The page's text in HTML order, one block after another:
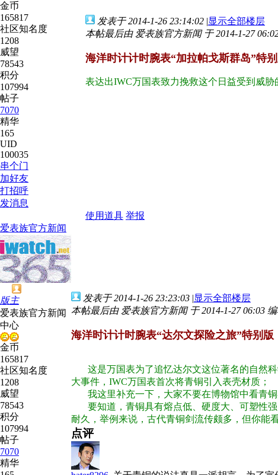
金币
165817
社区知名度
1208
威望
78543
积分
107994
帖子
7070
精华
165
UID
100035
串个门
加好友
打招呼
发消息
发表于 2014-1-26 23:14:02 |显示全部楼层
本帖最后由 爱表族官方新闻 于 2014-1-27
海洋时计计时腕表“加拉帕戈斯群岛”特
表达出IWC万国表致力挽救这个日益受到威胁
使用道具 举报
爱表族官方新闻
版主
爱表族官方新闻
中心
金币
165817
社区知名度
1208
威望
78543
积分
107994
帖子
7070
精华
发表于 2014-1-26 23:23:03 |显示全部楼层
本帖最后由 爱表族官方新闻 于 2014-1-27 06:03
海洋时计计时腕表“达尔文探险之旅”特别版
这是万国表为了追忆达尔文这位著名的自然
大事件，IWC万国表首次将青铜引入表壳材质；
我这里补充一下，大家不要在博物馆中看青铜
要知道，青铜具有熔点低、硬度大、可塑性强
耐久，举例来说，古代青铜剑流传颇多，但你能
点评